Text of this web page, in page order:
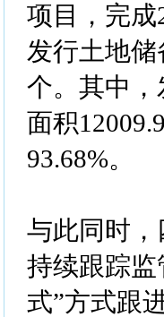
项目，完
发行土地储
个。其中
面积
93.68%。
与此同时
持续跟踪
式”方式跟